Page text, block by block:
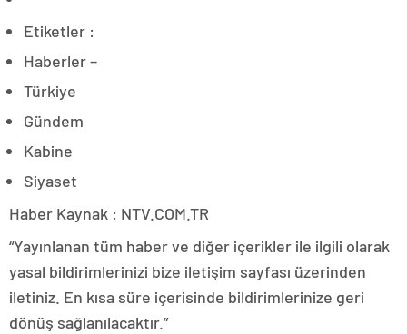
Etiketler :
Haberler –
Türkiye
Gündem
Kabine
Siyaset
Haber Kaynak : NTV.COM.TR
“Yayınlanan tüm haber ve diğer içerikler ile ilgili olarak
yasal bildirimlerinizi bize iletişim sayfası üzerinden
iletiniz. En kısa süre içerisinde bildirimlerinize geri
dönüş sağlanılacaktır.”